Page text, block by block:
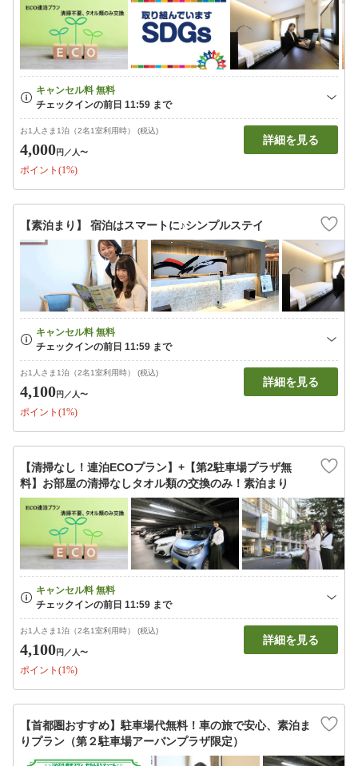
お1人さま1泊（2名1室利用時） (税込)
4,000円 ／人〜
ポイント(1%)
詳細を見る
【素泊まり】 宿泊はスマートに♪シンプルステイ
お1人さま1泊（2名1室利用時） (税込)
4,100円 ／人〜
ポイント(1%)
詳細を見る
【清掃なし！連泊ECOプラン】+【第2駐車場プラザ無
料】お部屋の清掃なしタオル類の交換のみ！素泊まり
お1人さま1泊（2名1室利用時） (税込)
4,100円 ／人〜
ポイント(1%)
詳細を見る
【首都圏おすすめ】駐車場代無料！車の旅で安心、素泊ま
りプラン（第２駐車場アーバンプラザ限定）